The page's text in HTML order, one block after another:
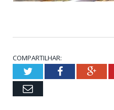
COMPARTILHAR:
TwitterFacebook
Email